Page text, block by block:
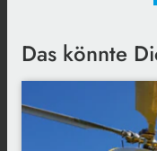
Das könnte